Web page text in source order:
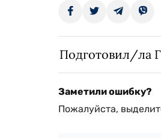
Подготовил/ла
Заметили ошибку?
Пожалуйста,